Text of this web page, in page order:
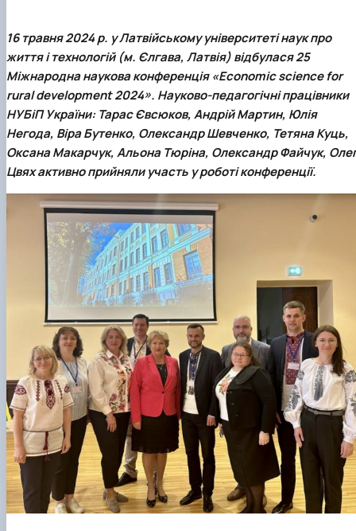
16 травня 2024 р. у Латвійському університеті наук про
життя і технологій (м. Єлгава, Латвія) відбулася25
Міжнародна наукова конференція «Еconomic science for
rural development 2024». Науково-педагогічні працівники
НУБіП України:Тарас Євсюков,Андрій Мартин, Юлія
Негода, Віра Бутенко, Олександр Шевченко, Тетяна Куць,
Оксана Макарчук,Альона Тюріна, Олександр Файчук,
Цвяхактивно прийняли участь у роботі конференції.